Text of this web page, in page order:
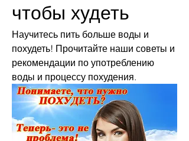
чтобы худеть
Научитесь пить больше воды и
похудеть! Прочитайте наши советы и
рекомендации по употреблению
воды и процессу похудения.